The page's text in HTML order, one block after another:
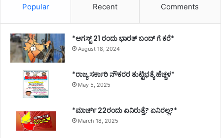
Popular Recent Comments
*ಆಗಸ್ಟ್ 21 ರಂದು ಭಾರತ್‌ ಬಂದ್‌ ಗೆ ಕರೆ*
August 18, 2024
*ರಾಜ್ಯ ಸರ್ಕಾರಿ ನೌಕರರ ತುಟ್ಟಿಭತ್ಯೆ ಹೆಚ್ಚಳ*
May 5, 2025
*ಮಾರ್ಚ್ 22ರಂದು ಏನಿರುತ್ತೆ? ಏನಿರಲ್ಲ?*
March 18, 2025